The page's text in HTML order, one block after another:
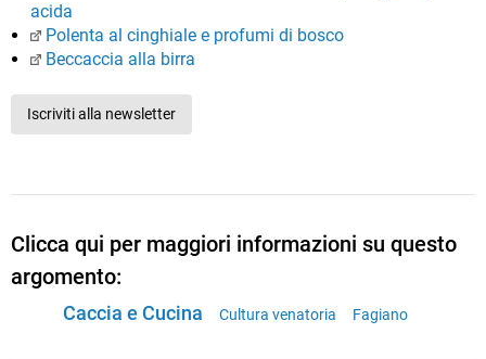
acida
Polenta al cinghiale e profumi di bosco
Beccaccia alla birra
Iscriviti alla newsletter
Clicca qui per maggiori informazioni su questo
argomento:
Caccia e Cucina Cultura venatoria Fagiano